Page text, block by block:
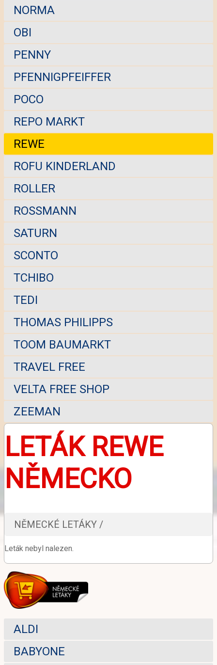
NORMA
OBI
PENNY
PFENNIGPFEIFFER
POCO
REPO MARKT
REWE
ROFU KINDERLAND
ROLLER
ROSSMANN
SATURN
SCONTO
TCHIBO
TEDI
THOMAS PHILIPPS
TOOM BAUMARKT
TRAVEL FREE
VELTA FREE SHOP
ZEEMAN
LETÁK REWE
NĚMECKO
NĚMECKÉ LETÁKY /
Leták nebyl nalezen.
ALDI
BABYONE